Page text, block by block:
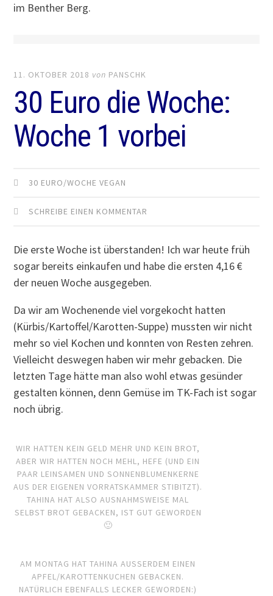
im Benther Berg.
11. OKTOBER 2018 von PANSCHK
30 Euro die Woche:
Woche 1 vorbei
30 EURO/WOCHE VEGAN
SCHREIBE EINEN KOMMENTAR
Die erste Woche ist überstanden! Ich war heute früh
sogar bereits einkaufen und habe die ersten 4,16 €
der neuen Woche ausgegeben.
Da wir am Wochenende viel vorgekocht hatten
(Kürbis/Kartoffel/Karotten-Suppe) mussten wir nicht
mehr so viel Kochen und konnten von Resten zehren.
Vielleicht deswegen haben wir mehr gebacken. Die
letzten Tage hätte man also wohl etwas gesünder
gestalten können, denn Gemüse im TK-Fach ist sogar
noch übrig.
WIR HATTEN KEIN GELD MEHR UND KEIN BROT,
ABER WIR HATTEN NOCH MEHL, HEFE (UND EIN
PAAR LEINSAMEN UND SONNENBLUMENKERNE
AUS DER EIGENEN VORRATSKAMMER STIBITZT).
TAHINA HAT ALSO AUSNAHMSWEISE MAL
SELBST BROT GEBACKEN, IST GUT GEWORDEN
🙂
AM MONTAG HAT TAHINA AUSSERDEM EINEN A
PFEL/KAROTTENKUCHEN GEBACKEN. N
ATÜRLICH EBENFALLS LECKER GEWORDEN:)